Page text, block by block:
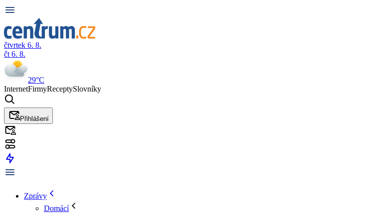
čtvrtek 6. 8.
čt 6. 8.
29°C
InternetFirmyReceptySlovníky
Přihlášení
Zprávy
Domácí